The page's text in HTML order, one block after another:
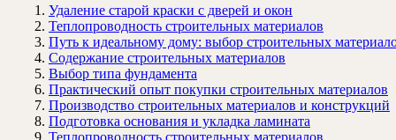
Удаление старой краски с дверей и окон
Теплопроводность строительных материалов
Путь к идеальному дому: выбор строительных
Содержание строительных материалов
Выбор типа фундамента
Практический опыт покупки строительных материалов
Производство строительных материалов и конструкций
Подготовка основания и укладка ламината
Теплопроводность строительных материалов